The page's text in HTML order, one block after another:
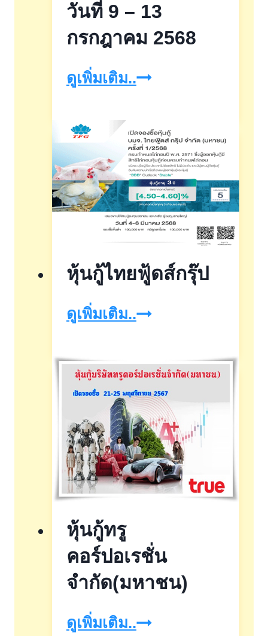
วันที่ 9 – 13
กรกฎาคม 2568
ดูเพิ่มเติม..จริงใจ
หา
นคร
วัน
ที่
9
–
13
กรกฎาคม
2568
หุ้นกู้ไทยฟู้ดส์กรุ๊ป
ดูเพิ่มเติม..หุ้น
ไทย
ฟู้ดส์
กรุ๊ป
หุ้นกู้ทรู
คอร์ปอเรชั่น
จำกัด(มหาชน)
ดูเพิ่มเติม..หุ้น